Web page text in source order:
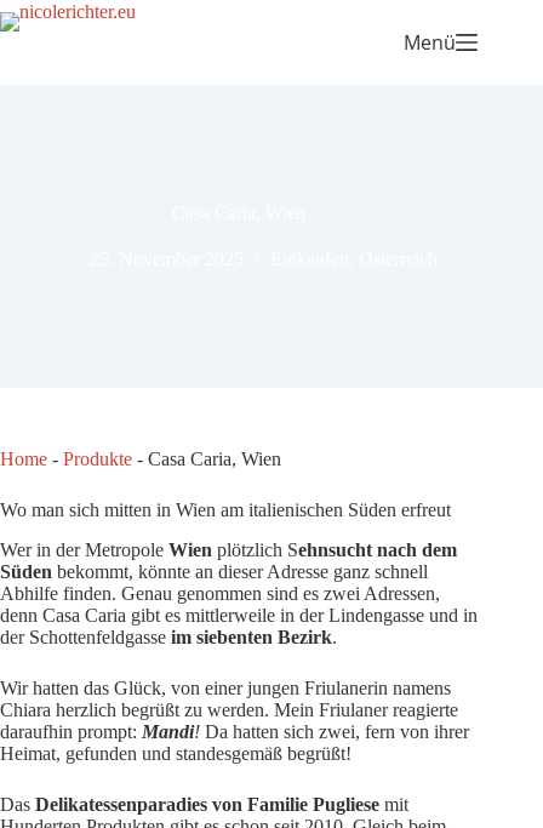
Menü
Home - Produkte - Casa Caria, Wien
Wo man sich mitten in Wien am italienischen Süden erfreut
Wer in der Metropole Wien plötzlich Sehnsucht nach dem
Süden bekommt, könnte an dieser Adresse ganz schnell
Abhilfe finden. Genau genommen sind es zwei Adressen,
denn Casa Caria gibt es mittlerweile in der Lindengasse und in
der Schottenfeldgasse im siebenten Bezirk.
Wir hatten das Glück, von einer jungen Friulanerin namens
Chiara herzlich begrüßt zu werden. Mein Friulaner reagierte
daraufhin prompt: Mandi! Da hatten sich zwei, fern von ihrer
Heimat, gefunden und standesgemäß begrüßt!
Das Delikatessenparadies von Familie Pugliese mit